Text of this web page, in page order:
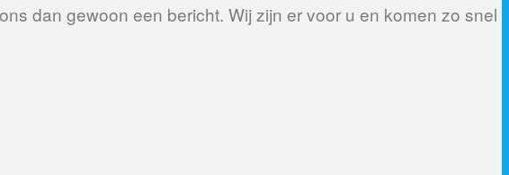
dan gewoon een bericht. Wij zijn er voor u en komen zo snel